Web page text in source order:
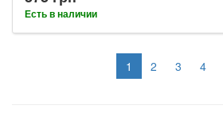
Есть в наличии
1 2 3 4